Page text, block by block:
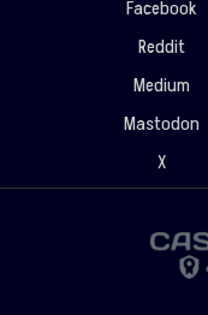
Facebook
Reddit
Medium
Mastodon
X